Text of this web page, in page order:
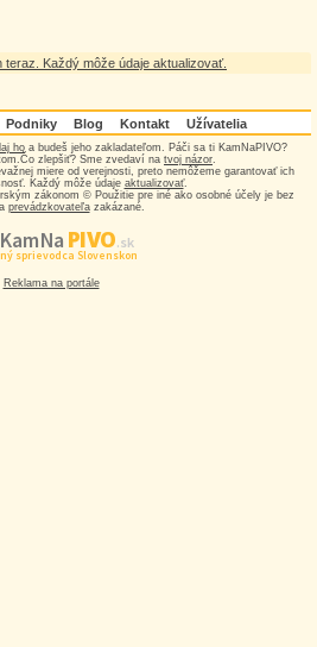
teraz. Každý môže údaje aktualizovať.
Podniky Blog Kontakt Užívatelia
ho a budeš jeho zakladateľom. Páči sa ti KamNaPIVO?
zlepšiť? Sme zvedaví na tvoj názor.
miere od verejnosti, preto nemôžeme garantovať ich
Každý môže údaje aktualizovať.
zákonom © Použitie pre iné ako osobné účely je bez
prevádzkovateľazakázané.
Kam Na PIVO.sk
sprievodca Slovenskom
Reklama na portále